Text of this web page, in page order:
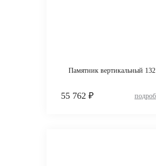
Памятник вертикальный 132
55 762 ₽